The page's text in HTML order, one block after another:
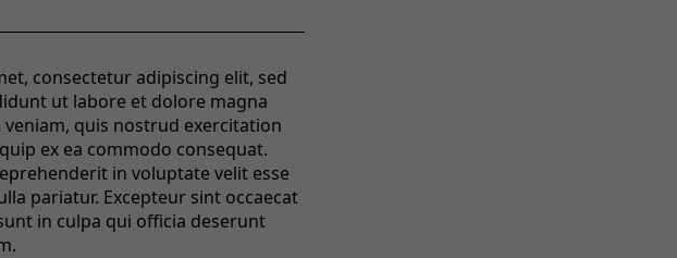
consectetur adipiscing elit, sed
ut labore et dolore magna
quis nostrud exercitation
ex ea commodo consequat.
in voluptate velit esse
pariatur. Excepteur sint occaecat
in culpa qui officia deserunt